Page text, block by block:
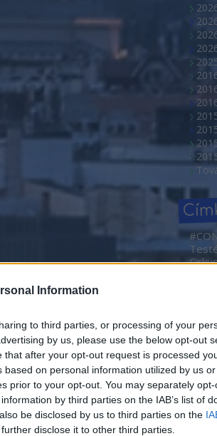
Information
to third parties, or processing of your
by us, please use the below opt-out
after your opt-out request is processed
on personal information utilized by us
prior to your opt-out. You may separately
by third parties on the IAB’s list of
be disclosed by us to third parties on the
disclose it to other third parties.
Dóra
Ada
Pure